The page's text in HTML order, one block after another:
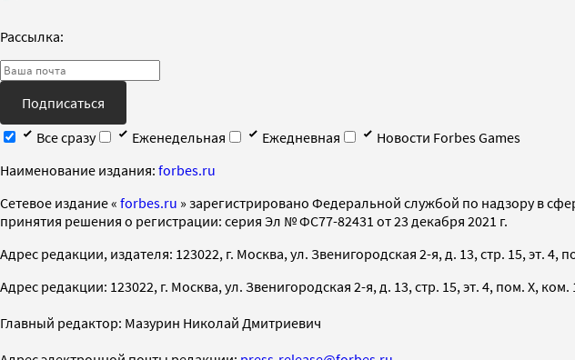
Рассылка:
Подписаться
Все сразу
Еженедельная Ежедневная
Новости Forbes Games
Наименование издания: forbes.ru
Cетевое издание « forbes.ru » зарегистрировано Федеральной службой по надзору в
принятия решения о регистрации: серия Эл № ФС77-82431 от 23 декабря 2021 г.
Адрес редакции, издателя: 123022, г. Москва, ул. Звенигородская 2-я, д. 13, стр. 15, эт. 4,
Адрес редакции: 123022, г. Москва, ул. Звенигородская 2-я, д. 13, стр. 15, эт. 4, пом. X, ком.
Главный редактор: Мазурин Николай Дмитриевич